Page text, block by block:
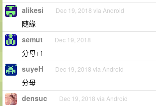
alikesi Dec 19, 2018 via Android
随缘
semut Dec 19, 2018
分母+1
suyeH Dec 19, 2018 via Android
分母
densuc Dec 19, 2018 via Android